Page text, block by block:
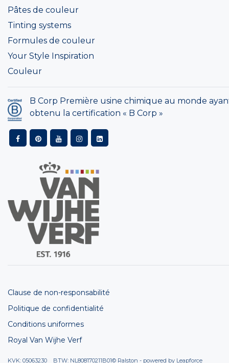
Pâtes de couleur
Tinting systems
Formules de couleur
Your Style Inspiration
Couleur
B Corp Première usine chimique au monde
obtenu la certification « B Corp »
Clause de non-responsabilité
Politique de confidentialité
Conditions uniformes
Royal Van Wijhe Verf
KVK: 05063230 BTW: NL808170211B01© Ralston - powered by Leapforce